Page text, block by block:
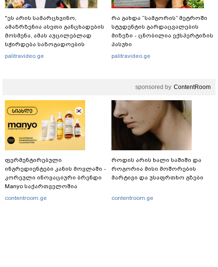
"ეს არის სამარცხვინო,
ამაზრზენია ასეთი განცხადების
მოსმენა, ამას აუცილებლად
სჭირდება საზოგადოების
სათანადო რეაქცია" - ირაკლი
palitravideo.ge
რა გახდა “სამგორის” მეტროში
სტუდენტის გარდაცვალების
მიზეზი - ცნობილია ექსპერტიზის
პასუხი
palitravideo.ge
sponsored by ContentRoom
ფერმენტირებული
ინგრედიენტები კანის მოვლაში -
კორეული ინოვაციური ბრენდი
Manyo საქართველოშია
contentroom.ge
როდის არის ხალი საშიში და
როგორია მისი მოშორების
მარტივი და უსაფრთხო გზები
contentroom.ge